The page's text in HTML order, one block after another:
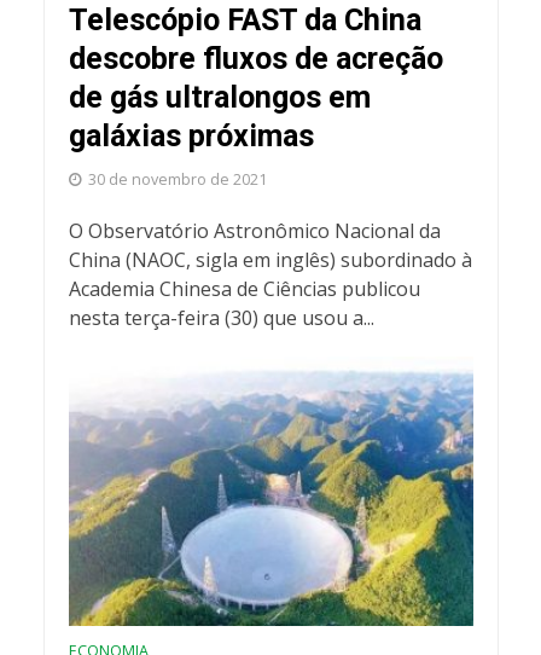
Telescópio FAST da China
descobre fluxos de acreção
de gás ultralongos em
galáxias próximas
30 de novembro de 2021
O Observatório Astronômico Nacional da
China (NAOC, sigla em inglês) subordinado à
Academia Chinesa de Ciências publicou
nesta terça-feira (30) que usou a...